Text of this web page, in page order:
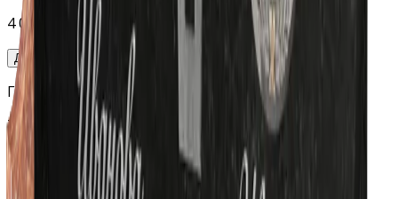
4 000 руб.
Добавить
Гравировка на обратной стороне стелы
7 000 руб.
Добавить
Фотокерамика (с учётом врезки)